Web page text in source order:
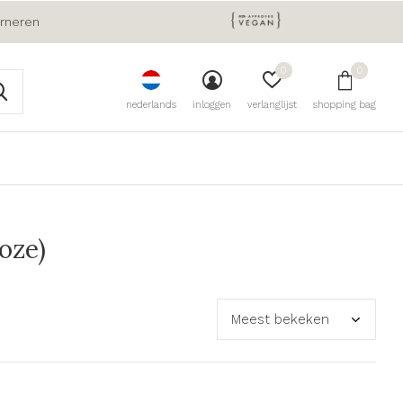
nederlands inloggen verlanglijst
0
shopping bag
0